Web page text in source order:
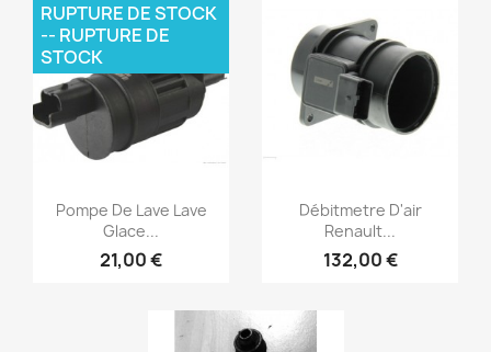
Aperçu rapide
Pompe De Lave Lave
Glace...
21,00 €
RUPTURE DE STOCK
-- RUPTURE DE
STOCK
Aperçu rapide
Débitmetre D'air
Renault...
132,00 €